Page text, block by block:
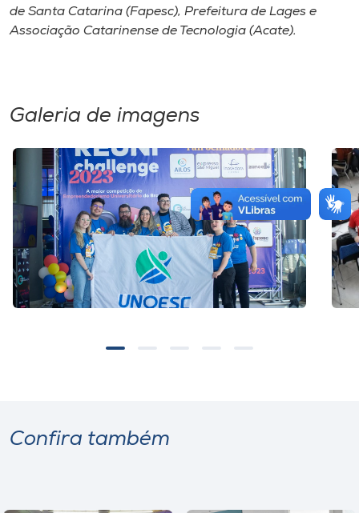
de Santa Catarina (Fapesc), Prefeitura de Lages e
Associação Catarinense de Tecnologia (Acate).
Galeria de imagens
Confira também